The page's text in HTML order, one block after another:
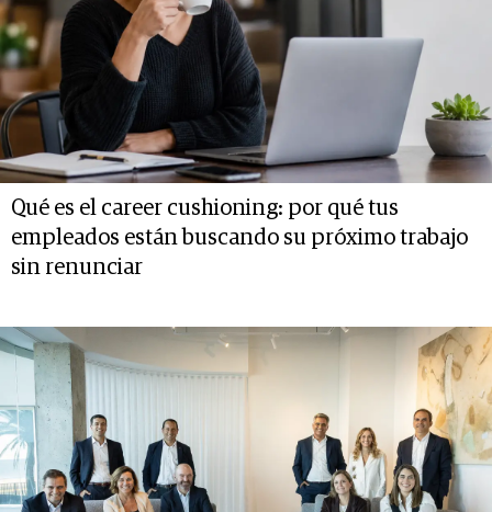
Qué es el career cushioning: por qué tus
empleados están buscando su próximo trabajo
sin renunciar